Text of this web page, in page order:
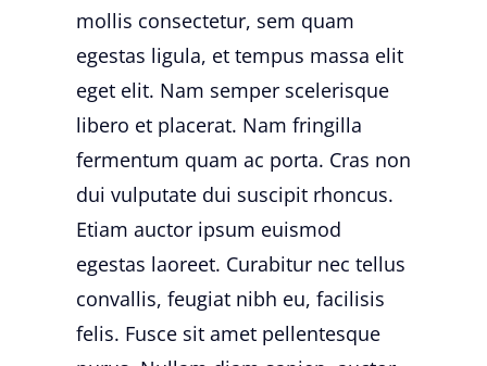
mollis consectetur, sem quam
egestas ligula, et tempus massa elit
eget elit. Nam semper scelerisque
libero et placerat. Nam fringilla
fermentum quam ac porta. Cras non
dui vulputate dui suscipit rhoncus.
Etiam auctor ipsum euismod
egestas laoreet. Curabitur nec tellus
convallis, feugiat nibh eu, facilisis
felis. Fusce sit amet pellentesque